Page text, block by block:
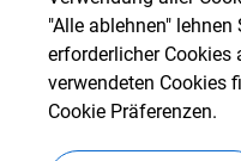
"Alle ablehnen"
erforderlicher Cookies
verwendeten Cookies
Cookie Präferenzen.